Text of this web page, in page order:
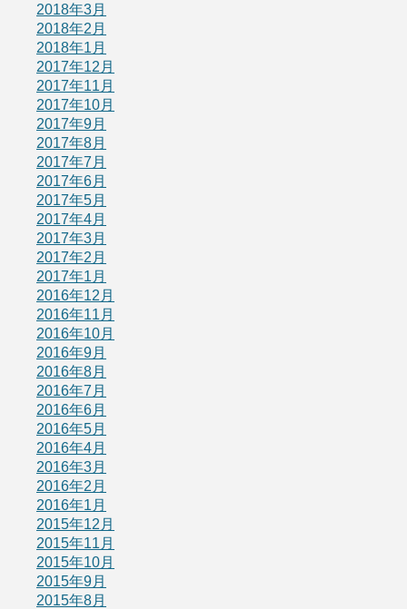
2018年3月
2018年2月
2018年1月
2017年12月
2017年11月
2017年10月
2017年9月
2017年8月
2017年7月
2017年6月
2017年5月
2017年4月
2017年3月
2017年2月
2017年1月
2016年12月
2016年11月
2016年10月
2016年9月
2016年8月
2016年7月
2016年6月
2016年5月
2016年4月
2016年3月
2016年2月
2016年1月
2015年12月
2015年11月
2015年10月
2015年9月
2015年8月